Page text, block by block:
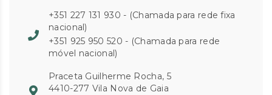
+351 227 131 930 - (Chamada para rede fixa
nacional)
+351 925 950 520 - (Chamada para rede
móvel nacional)
Praceta Guilherme Rocha, 5
4410-277 Vila Nova de Gaia